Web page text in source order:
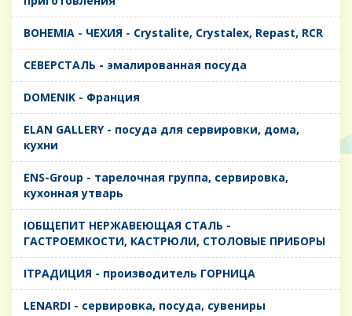
BOHEMIA - ЧЕХИЯ - Crystalite, Crystalex, Repast, RCR
CЕВЕРСТАЛЬ - эмалированная посуда
DOMENIK - Франция
ELAN GALLERY - посуда для сервировки, дома,
кухни
ENS-Group - тарелочная группа, сервировка,
кухонная утварь
IОБЩЕПИТ НЕРЖАВЕЮЩАЯ СТАЛЬ -
ГАСТРОЕМКОСТИ, КАСТРЮЛИ, СТОЛОВЫЕ ПРИБОРЫ
IТРАДИЦИЯ - производитель ГОРНИЦА
LENARDI - сервировка, посуда, сувениры